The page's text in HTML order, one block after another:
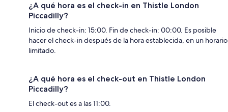
¿A qué hora es el check-in en Thistle London
Piccadilly?
Inicio de check-in: 15:00. Fin de check-in: 00:00. Es posible
hacer el check-in después de la hora establecida, en un horario
limitado.
¿A qué hora es el check-out en Thistle London
Piccadilly?
El check-out es a las 11:00.